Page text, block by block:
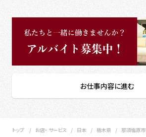
お仕事内容に進む
トップ お店・ サービス 日本 栃木県 那須塩原市